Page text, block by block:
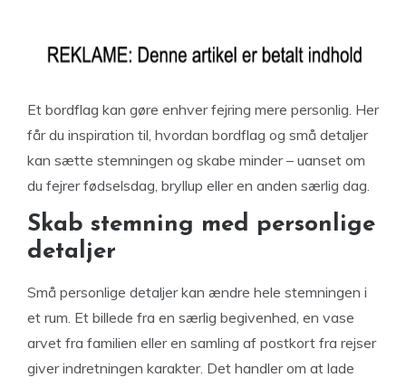
Et bordflag kan gøre enhver fejring mere personlig. Her
får du inspiration til, hvordan bordflag og små detaljer
kan sætte stemningen og skabe minder – uanset om
du fejrer fødselsdag, bryllup eller en anden særlig dag.
Skab stemning med personlige
detaljer
Små personlige detaljer kan ændre hele stemningen i
et rum. Et billede fra en særlig begivenhed, en vase
arvet fra familien eller en samling af postkort fra rejser
giver indretningen karakter. Det handler om at lade